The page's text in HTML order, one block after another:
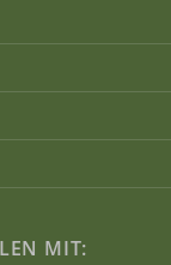
MIT: